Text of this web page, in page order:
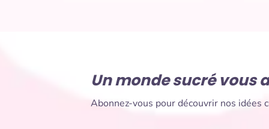
Un monde sucré vous
Abonnez-vous pour découvrir nos idées